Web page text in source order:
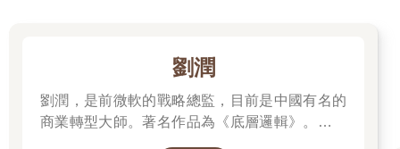
劉潤
劉潤，是前微軟的戰略總監，目前是中國有名的
商業轉型大師。著名作品為《底層邏輯》。唯有
透過「底層邏輯+環境變數」，才能在千變萬化